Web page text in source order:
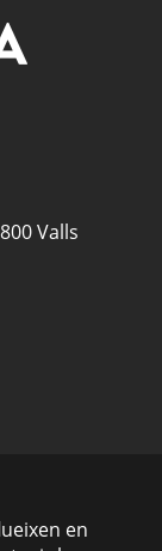
en
Valls